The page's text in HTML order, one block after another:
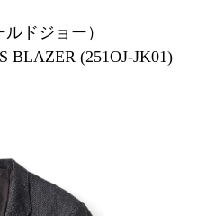
ドジョー）
BLAZER (251OJ-JK01)